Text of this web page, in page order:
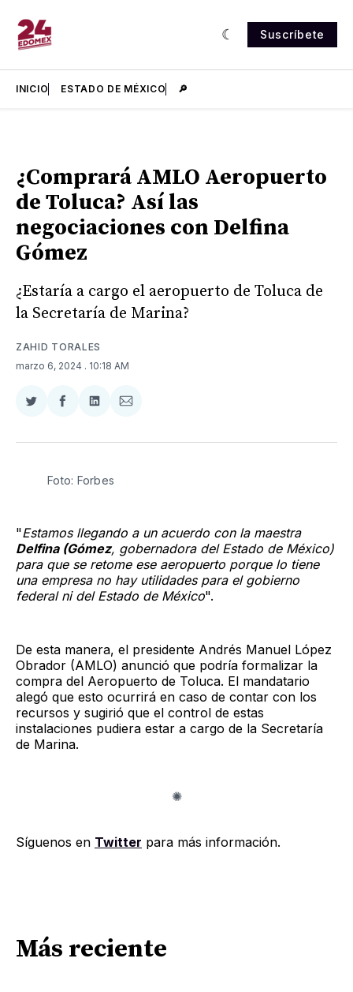
Suscríbete
INICIO ESTADO DE MÉXICO 🔎
¿Comprará AMLO Aeropuerto
de Toluca? Así las
negociaciones con Delfina
Gómez
¿Estaría a cargo el aeropuerto de Toluca de
la Secretaría de Marina?
ZAHID TORALES
marzo 6, 2024 . 10:18 AM
Compartir
Twitter
Compartir
Facebook
Compartir
LinkedIn
Compartir
Email
Foto: Forbes
"Estamos llegando a un acuerdo con la maestra
Delfina (Gómez, gobernadora del Estado de México)
para que se retome ese aeropuerto porque lo tiene
una empresa no hay utilidades para el gobierno
federal ni del Estado de México".
De esta manera, el presidente Andrés Manuel López
Obrador (AMLO) anunció que podría formalizar la
compra del Aeropuerto de Toluca. El mandatario
alegó que esto ocurrirá en caso de contar con los
recursos y sugirió que el control de estas
instalaciones pudiera estar a cargo de la Secretaría
de Marina.
Síguenos en Twitter para más información.
Más reciente